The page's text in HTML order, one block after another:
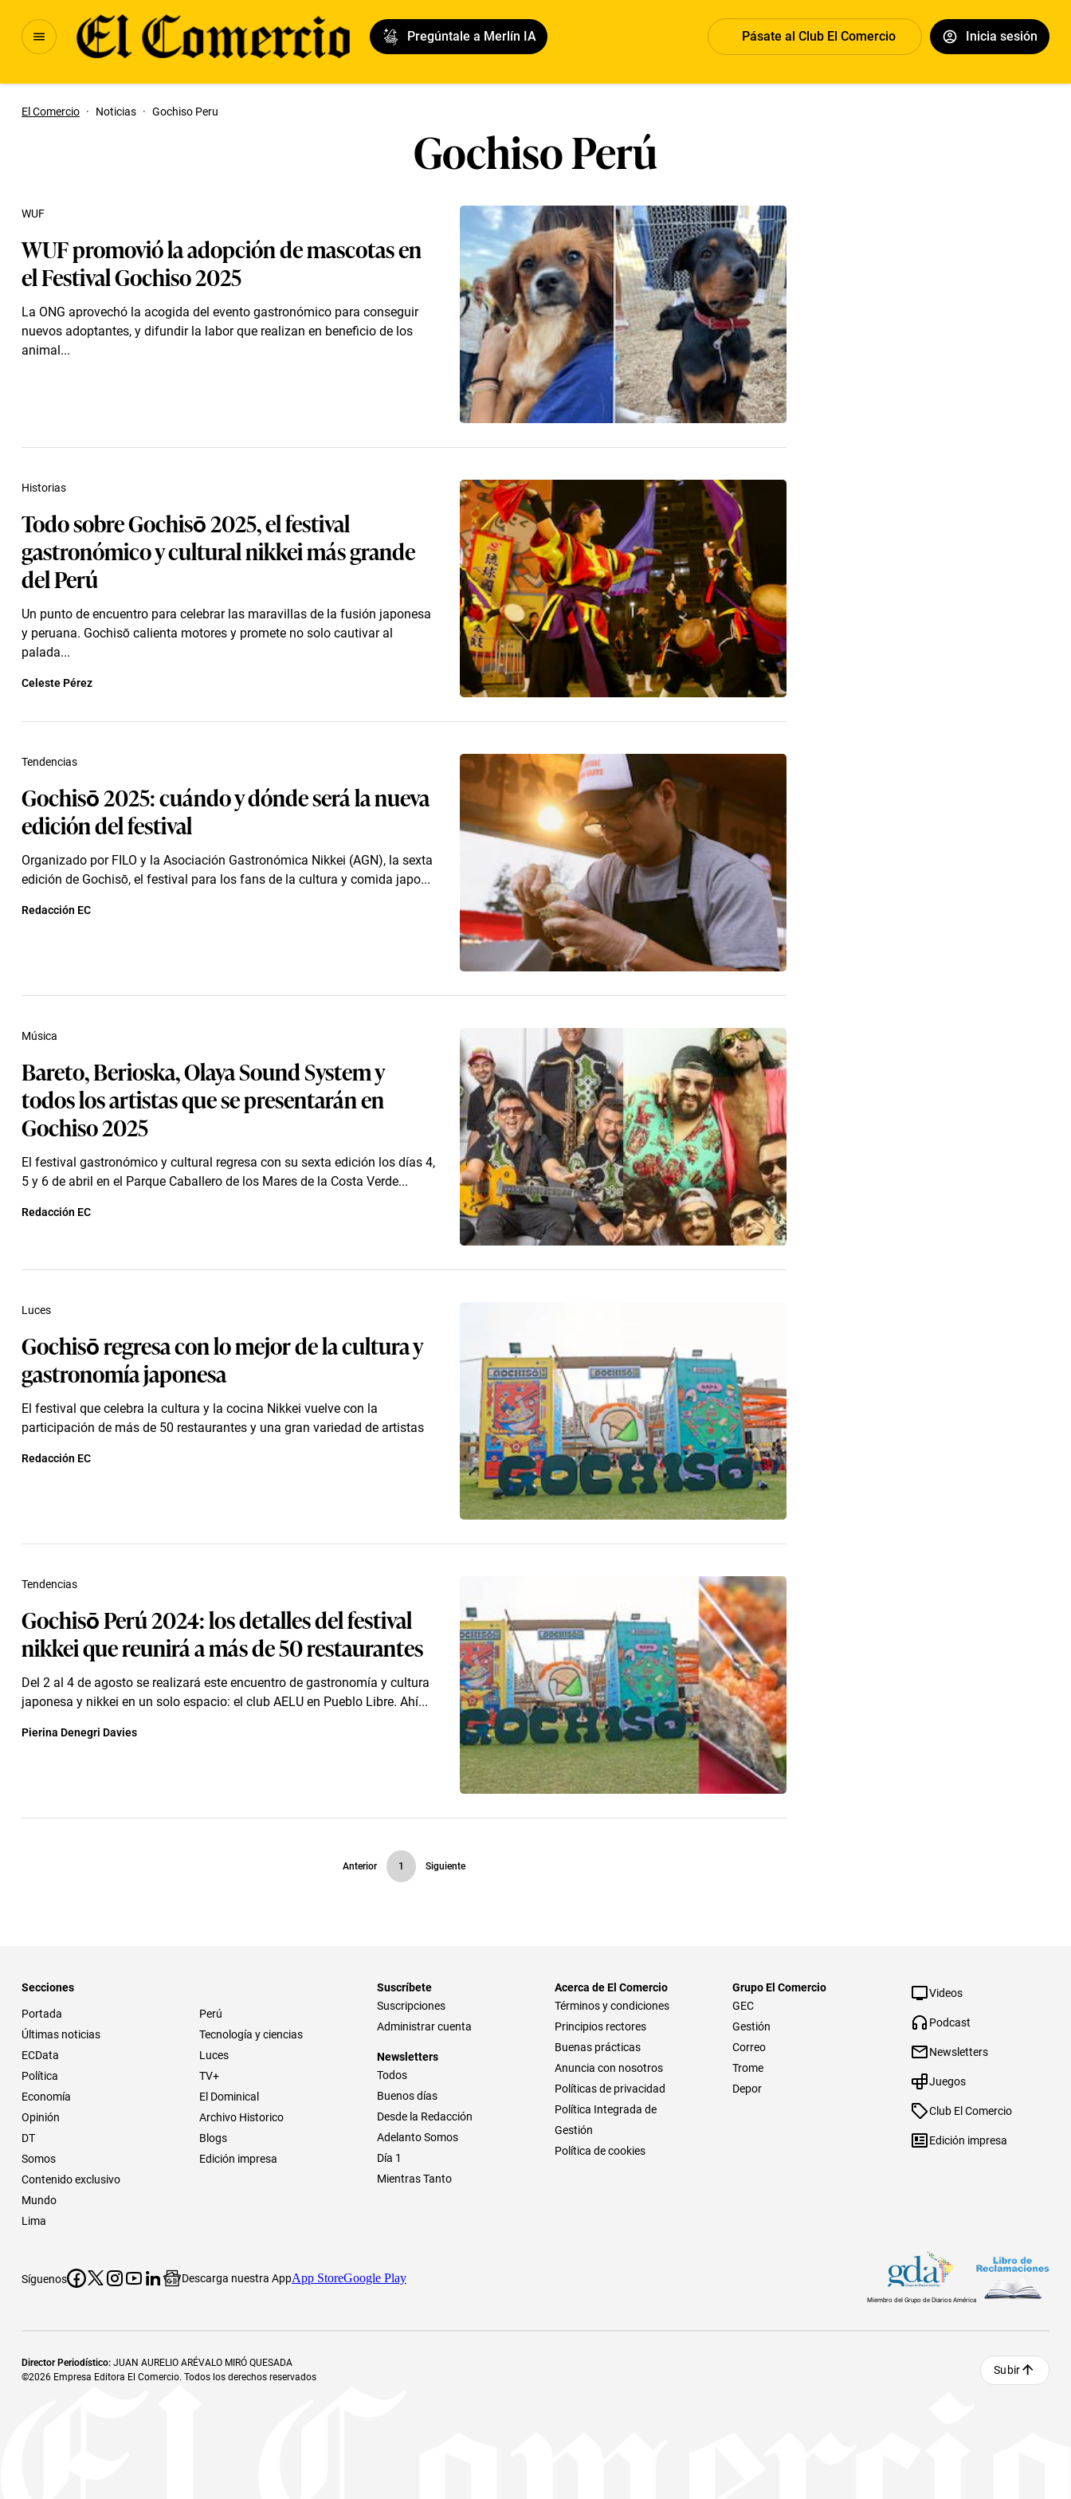
Pregúntale a Merlín IA Pásate al Club El Comercio Inicia sesión
El Comercio · Noticias · Gochiso Peru
Gochiso Perú
WUF promovió la adopción de mascotas en
el Festival Gochiso 2025
La ONG aprovechó la acogida del evento gastronómico para conseguir
nuevos adoptantes, y difundir la labor que realizan en beneficio de los
animal...
WUF
Todo sobre Gochisō 2025, el festival
gastronómico y cultural nikkei más grande
del Perú
Un punto de encuentro para celebrar las maravillas de la fusión japonesa
y peruana. Gochisō calienta motores y promete no solo cautivar al
palada...
Historias
Celeste Pérez
Gochisō 2025: cuándo y dónde será la nueva
edición del festival
Organizado por FILO y la Asociación Gastronómica Nikkei (AGN), la sexta
edición de Gochisō, el festival para los fans de la cultura y comida japo...
Tendencias
Redacción EC
Bareto, Berioska, Olaya Sound System y
todos los artistas que se presentarán en
Gochiso 2025
El festival gastronómico y cultural regresa con su sexta edición los días 4,
5 y 6 de abril en el Parque Caballero de los Mares de la Costa Verde...
Música
Redacción EC
Gochisō regresa con lo mejor de la cultura y
gastronomía japonesa
El festival que celebra la cultura y la cocina Nikkei vuelve con la
participación de más de 50 restaurantes y una gran variedad de artistas
Luces
Redacción EC
Gochisō Perú 2024: los detalles del festival
nikkei que reunirá a más de 50 restaurantes
Del 2 al 4 de agosto se realizará este encuentro de gastronomía y cultura
japonesa y nikkei en un solo espacio: el club AELU en Pueblo Libre. Ahí...
Tendencias
Pierina Denegri Davies
Anterior 1 Siguiente
Secciones
Portada
Últimas noticias
ECData
Política
Economía
Opinión
DT
Somos
Contenido exclusivo
Mundo
Lima
Perú
Tecnología y ciencias
Luces
TV+
El Dominical
Archivo Historico
Blogs
Edición impresa
Suscríbete
Suscripciones
Administrar cuenta
Newsletters
Todos
Buenos días
Desde la Redacción
Adelanto Somos
Día 1
Mientras Tanto
Acerca de El Comercio
Términos y condiciones
Principios rectores
Buenas prácticas
Anuncia con nosotros
Políticas de privacidad
Política Integrada de
Gestión
Política de cookies
Grupo El Comercio
GEC
Gestión
Correo
Trome
Depor
Videos
Podcast
Newsletters
Juegos
Club El Comercio
Edición impresa
Síguenos Descarga nuestra AppApp StoreGoogle Play
Miembro del Grupo de Diarios América
Director Periodístico: JUAN AURELIO ARÉVALO MIRÓ QUESADA
©2026 Empresa Editora El Comercio. Todos los derechos reservados
Subir